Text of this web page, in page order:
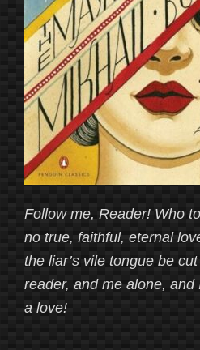
Follow me, Reader! Who
no true, faithful, eternal
the liar’s vile tongue be
reader, and me alone,
a love!